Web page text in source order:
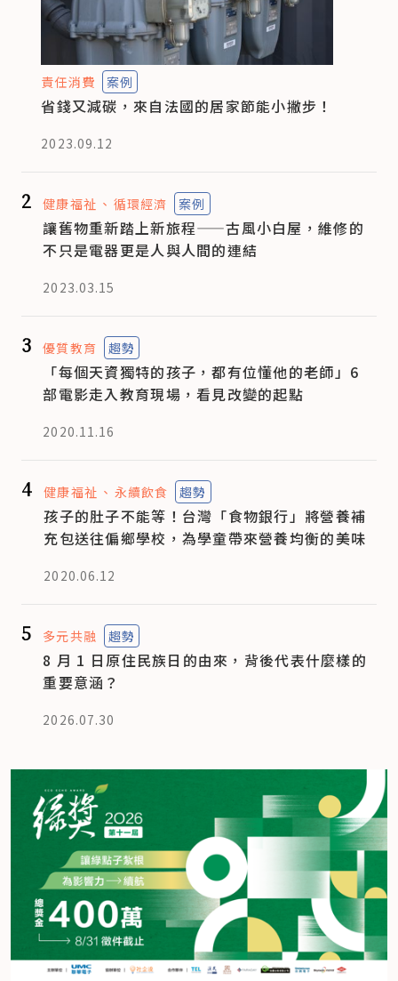
責任消費 案例
省錢又減碳，來自法國的居家節能小撇步！
2023.09.12
2 健康福祉 循環經濟 案例
讓舊物重新踏上新旅程——古風小白屋，維修的
不只是電器更是人與人間的連結
2023.03.15
3 優質教育 趨勢
「每個天資獨特的孩子，都有位懂他的老師」6
部電影走入教育現場，看見改變的起點
2020.11.16
4 健康福祉 永續飲食 趨勢
孩子的肚子不能等！台灣「食物銀行」將營養補
充包送往偏鄉學校，為學童帶來營養均衡的美味
2020.06.12
5 多元共融 趨勢
8 月 1 日原住民族日的由來，背後代表什麼樣的
重要意涵？
2026.07.30